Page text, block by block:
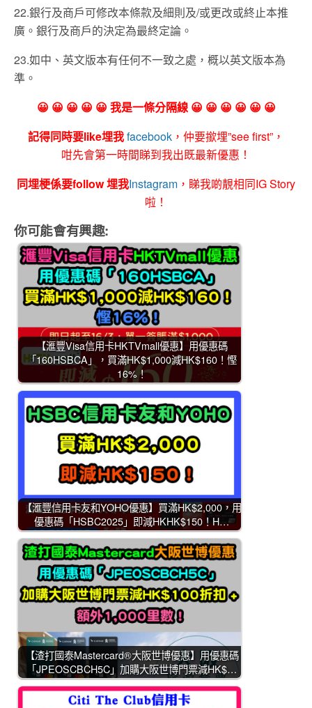
22.銀行及商戶可修改本條款及細則及/或更改或終止本推
廣。銀行及商戶的決定為最終定論。
23.如中、英文版本有任何不一致之處，概以英文版本為
準。
😀 😀 😀 😀 😀 我是一條分隔線 😀 😀 😀 😀 😀 😀
記得同時要like埋我facebook ，仲要撳埋”see first”，
咁先會第一時間睇到我出既最新優惠！
同埋梗係要follow 埋我Instagram ，睇我啲靚相同IG Story
啦！
你可能會有興趣:
【滙豐Visa信用卡HKTVmall優惠】用優惠碼
「160HSBCA」，買滿HK$1,000減HK$160！慳
16%！
【滙豐信用卡友和YOHO優惠】買滿HK$2,000，用
優惠碼「HSBC2025」即減HKHK$150！H…
【渣打國泰Mastercard®大阪世博優惠】用優惠碼
「JPEOSCBCH5C」加購大阪世博門票減HK$…